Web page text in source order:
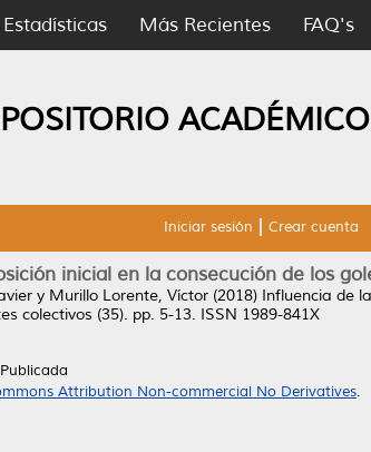
Estadísticas Más Recientes FAQ's
Iniciar sesión Crear cuenta
inicial en la consecución de los
y Murillo Lorente, Víctor (2018) Influencia de
colectivos (35). pp. 5-13. ISSN 1989-841X
Attribution Non-commercial No Derivatives.